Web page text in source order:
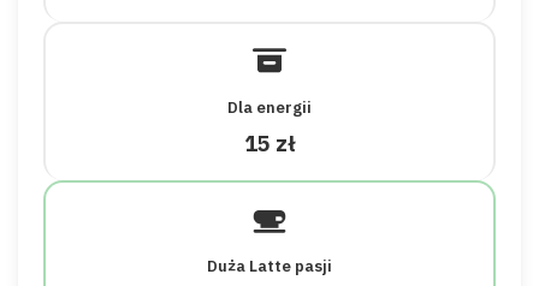
Dla energii
15 zł
Duża Latte pasji